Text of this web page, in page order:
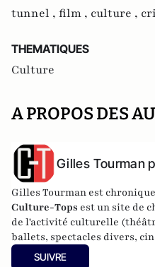
tunnel , film , culture ,
THEMATIQUES
Culture
A PROPOS DES
Gilles Tourman
Gilles Tourman est
Culture-Tops est un site de
de l'activité culturelle
ballets, spectacles divers,
SUIVRE